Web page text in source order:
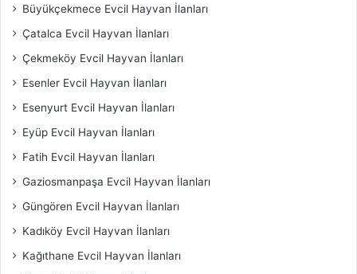
Büyükçekmece Evcil Hayvan İlanları
Çatalca Evcil Hayvan İlanları
Çekmeköy Evcil Hayvan İlanları
Esenler Evcil Hayvan İlanları
Esenyurt Evcil Hayvan İlanları
Eyüp Evcil Hayvan İlanları
Fatih Evcil Hayvan İlanları
Gaziosmanpaşa Evcil Hayvan İlanları
Güngören Evcil Hayvan İlanları
Kadıköy Evcil Hayvan İlanları
Kağıthane Evcil Hayvan İlanları